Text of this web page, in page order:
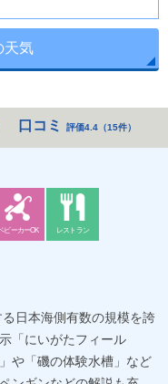
天気
口コミ 評価4.4 （15件）
ビーカーOK レストラン
日本海側有数の規模を誇
「にいがたフィール
や「磯の体験水槽」など